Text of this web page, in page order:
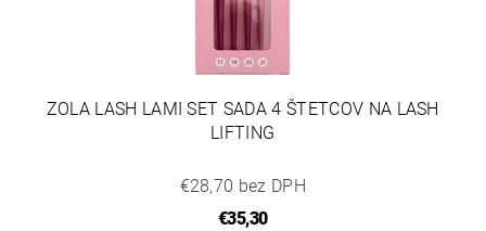
ZOLA LASH LAMI SET SADA 4 ŠTETCOV NA LASH
LIFTING
€28,70 bez DPH
€35,30